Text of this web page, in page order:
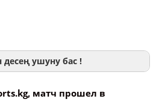
ушуну бас !
матч прошел в